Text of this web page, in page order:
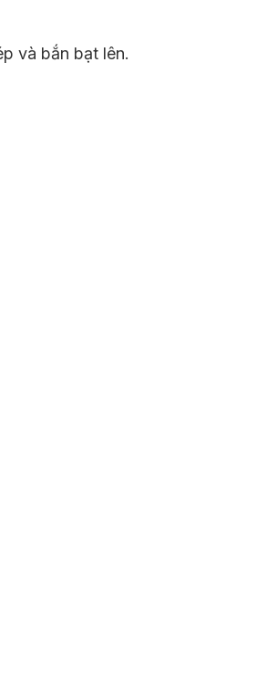
và bắn bạt lên.